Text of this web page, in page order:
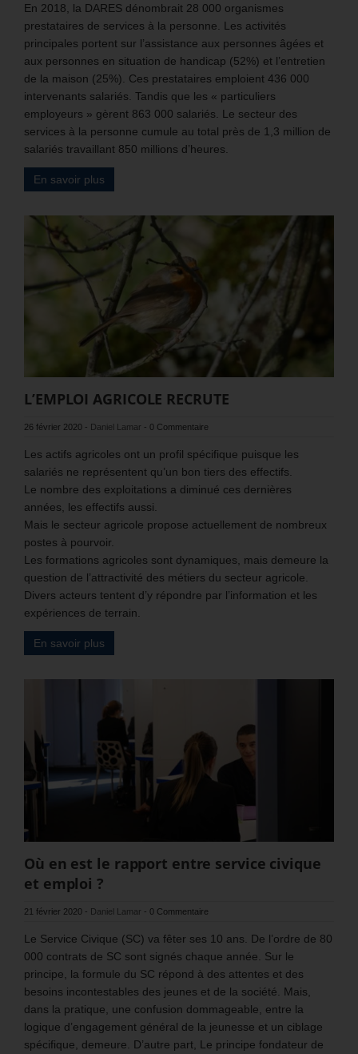
En 2018, la DARES dénombrait 28 000 organismes
prestataires de services à la personne. Les activités
principales portent sur l’assistance aux personnes âgées et
aux personnes en situation de handicap (52%) et l’entretien
de la maison (25%). Ces prestataires emploient 436 000
intervenants salariés. Tandis que les « particuliers
employeurs » gèrent 863 000 salariés. Le secteur des
services à la personne cumule au total près de 1,3 million de
salariés travaillant 850 millions d’heures.
En savoir plus
L’EMPLOI AGRICOLE RECRUTE
26 février 2020 - Daniel Lamar - 0 Commentaire
Les actifs agricoles ont un profil spécifique puisque les
salariés ne représentent qu’un bon tiers des effectifs.
Le nombre des exploitations a diminué ces dernières
années, les effectifs aussi.
Mais le secteur agricole propose actuellement de nombreux
postes à pourvoir.
Les formations agricoles sont dynamiques, mais demeure la
question de l’attractivité des métiers du secteur agricole.
Divers acteurs tentent d’y répondre par l’information et les
expériences de terrain.
En savoir plus
Où en est le rapport entre service civique
et emploi ?
21 février 2020 - Daniel Lamar - 0 Commentaire
Le Service Civique (SC) va fêter ses 10 ans. De l’ordre de 80
000 contrats de SC sont signés chaque année. Sur le
principe, la formule du SC répond à des attentes et des
besoins incontestables des jeunes et de la société. Mais,
dans la pratique, une confusion dommageable, entre la
logique d’engagement général de la jeunesse et un ciblage
spécifique, demeure. D’autre part, Le principe fondateur de